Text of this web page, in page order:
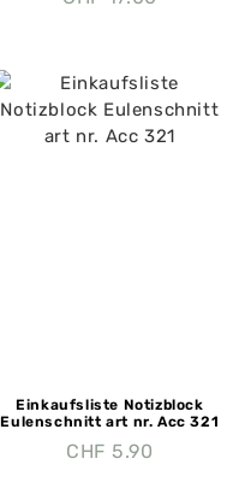
Einkaufsliste Notizblock
Eulenschnitt art nr. Acc 321
CHF 5.90